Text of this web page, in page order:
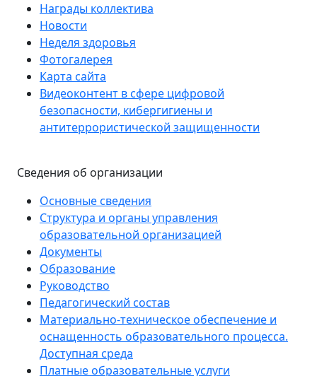
Награды коллектива
Новости
Неделя здоровья
Фотогалерея
Карта сайта
Видеоконтент в сфере цифровой
безопасности, кибергигиены и
антитеррористической защищенности
Сведения об организации
Основные сведения
Структура и органы управления
образовательной организацией
Документы
Образование
Руководство
Педагогический состав
Материально-техническое обеспечение и
оснащенность образовательного процесса.
Доступная среда
Платные образовательные услуги